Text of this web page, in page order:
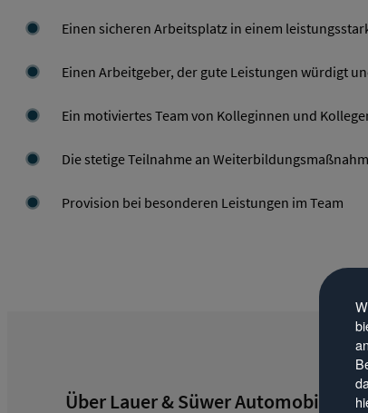
Einen sicheren Arbeitsplatz in einem
Einen Arbeitgeber, der gute Leistungen würdigt
Ein motiviertes Team von Kolleginnen und
Die stetige Teilnahme an
Provision bei besonderen Leistungen im Team
Über Lauer & Süwer Automobile